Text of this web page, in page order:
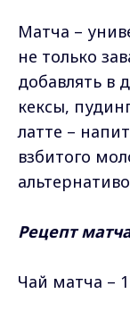
Матча –
не только
добавлять в
кексы,
латте –
взбитого
Рецепт
Чай матча –